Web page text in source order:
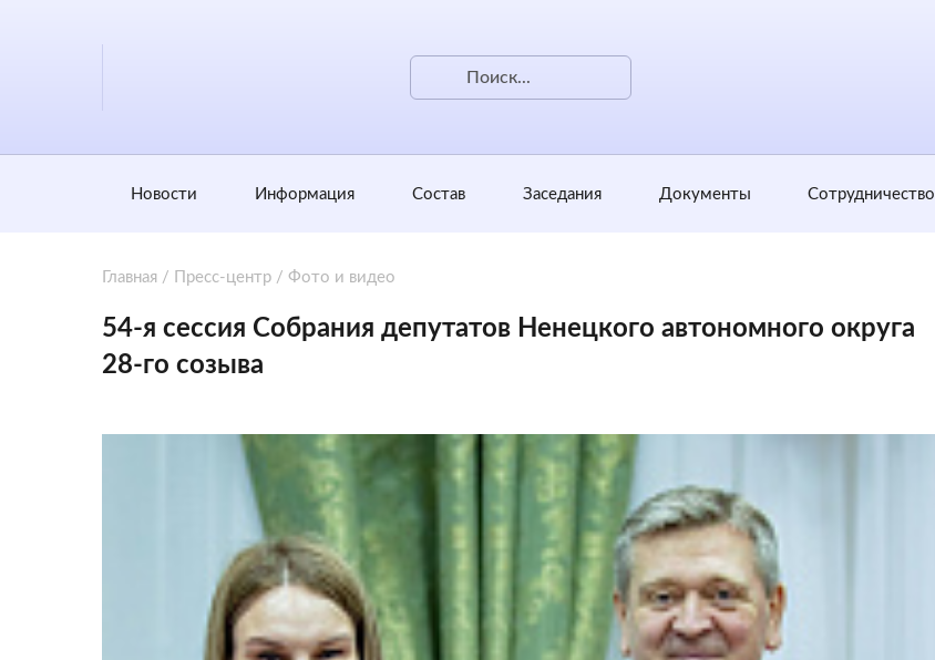
Новости Информация Состав Заседания Документы Сотрудничество
Главная / Пресс-центр / Фото и видео
54-я сессия Собрания депутатов Ненецкого автономного округа
28-го созыва